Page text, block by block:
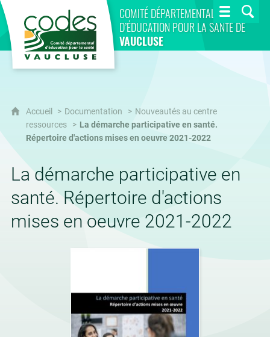
COMITÉ DÉPARTEMENTAL
D’ÉDUCATION POUR LA SANTÉ DE
VAUCLUSE
CoDES 84
Accueil Documentation
Nouveautés au centre
ressources
La démarche participative en santé.
Répertoire d'actions mises en oeuvre 2021-2022
La démarche participative en
santé. Répertoire d'actions
mises en oeuvre 2021-2022